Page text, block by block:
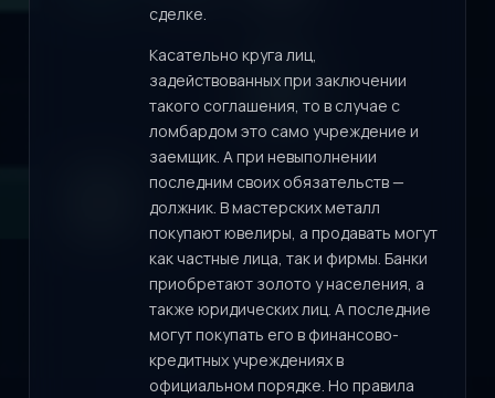
сделке.
Касательно круга лиц,
задействованных при заключении
такого соглашения, то в случае с
ломбардом это само учреждение и
заемщик. А при невыполнении
последним своих обязательств —
должник. В мастерских металл
покупают ювелиры, а продавать могут
как частные лица, так и фирмы. Банки
приобретают золото у населения, а
также юридических лиц. А последние
могут покупать его в финансово-
кредитных учреждениях в
официальном порядке. Но правила